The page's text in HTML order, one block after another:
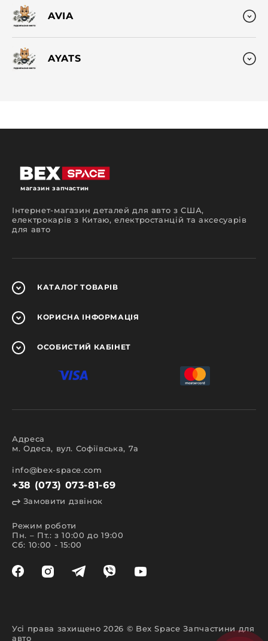
AVIA
AYATS
магазин запчастин
Інтернет-магазин деталей для авто з США,
електрокарів з Китаю, електростанцій та аксесуарів
для авто
КАТАЛОГ ТОВАРІВ
КОРИСНА ІНФОРМАЦІЯ
ОСОБИСТИЙ КАБІНЕТ
Адреса
м. Одеса, вул. Софіївська, 7а
info@bex-space.com
+38 (073) 073-81-69
Замовити дзвінок
Режим роботи
Пн. – Пт.: з 10:00 до 19:00
Сб: 10:00 - 15:00
Усі права захищено 2026 © Bex Space Запчастини для
авто